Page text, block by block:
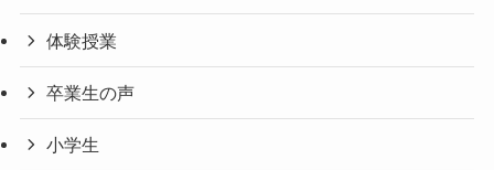
体験授業
卒業生の声
小学生